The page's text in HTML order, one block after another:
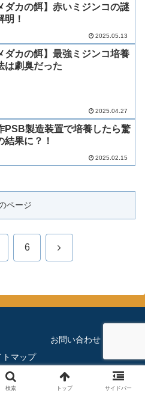
ダカの餌】赤いミジンコの謎
明！
2025.05.13
ダカの餌】最強ミジンコ培養
は劇臭だった
2025.04.27
PSB製造装置で培養したら驚
結果に？！
2025.02.15
ページ
6 次
お問い合わせ
トマップ
ダカのブログ.
検索 トップ サイドバー